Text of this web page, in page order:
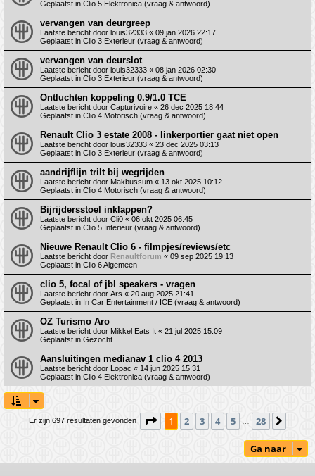
Geplaatst in Clio 5 Elektronica (vraag & antwoord)
vervangen van deurgreep
Laatste bericht door louis32333 « 09 jan 2026 22:17
Geplaatst in Clio 3 Exterieur (vraag & antwoord)
vervangen van deurslot
Laatste bericht door louis32333 « 08 jan 2026 02:30
Geplaatst in Clio 3 Exterieur (vraag & antwoord)
Ontluchten koppeling 0.9/1.0 TCE
Laatste bericht door Capturivoire « 26 dec 2025 18:44
Geplaatst in Clio 4 Motorisch (vraag & antwoord)
Renault Clio 3 estate 2008 - linkerportier gaat niet open
Laatste bericht door louis32333 « 23 dec 2025 03:13
Geplaatst in Clio 3 Exterieur (vraag & antwoord)
aandrijflijn trilt bij wegrijden
Laatste bericht door Makbussum « 13 okt 2025 10:12
Geplaatst in Clio 4 Motorisch (vraag & antwoord)
Bijrijdersstoel inklappen?
Laatste bericht door Cli0 « 06 okt 2025 06:45
Geplaatst in Clio 5 Interieur (vraag & antwoord)
Nieuwe Renault Clio 6 - filmpjes/reviews/etc
Laatste bericht door Renaultforum « 09 sep 2025 19:13
Geplaatst in Clio 6 Algemeen
clio 5, focal of jbl speakers - vragen
Laatste bericht door Ars « 20 aug 2025 21:41
Geplaatst in In Car Entertainment / ICE (vraag & antwoord)
OZ Turismo Aro
Laatste bericht door Mikkel Eats It « 21 jul 2025 15:09
Geplaatst in Gezocht
Aansluitingen medianav 1 clio 4 2013
Laatste bericht door Lopac « 14 jun 2025 15:31
Geplaatst in Clio 4 Elektronica (vraag & antwoord)
Er zijn 697 resultaten gevonden Pagina van28
1 2 3 4 5 28
Ga naar